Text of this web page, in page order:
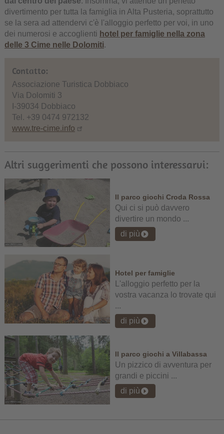
divertimento per tutta la famiglia in Alta Pusteria, soprattutto
se la sera ad attendervi c'è l'alloggio perfetto per voi, in uno
dei numerosi e accoglienti hotel per famiglie nella zona
delle 3 Cime nelle Dolomiti.
Contatto:
Associazione Turistica Dobbiaco
Via Dolomiti 3
I-39034 Dobbiaco
Tel. +39 0474 972132
www.tre-cime.info
Altri suggerimenti che possono interessarvi:
Il parco giochi Croda Rossa
Qui ci si può davvero
divertire un mondo ...
di più
Hotel per famiglie
L'alloggio perfetto per la
vostra vacanza lo trovate qui
...
di più
Il parco giochi a Villabassa
Un pizzico di avventura per
grandi e piccini ...
di più